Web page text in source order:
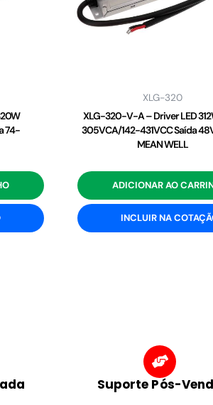
74-
XLG-320
XLG-320-V-A – Driver LED
305VCA/142-431VCC Saída
MEAN WELL
ADICIONAR AO
INCLUIR NA
Suporte Pós-